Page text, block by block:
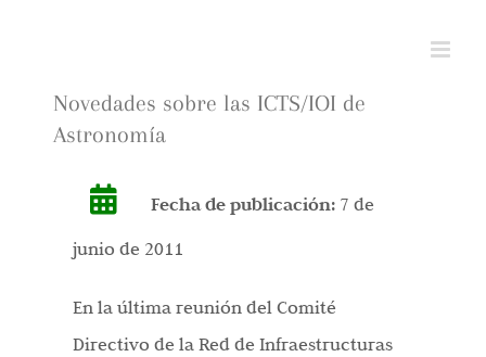
contenidoNovedades sobre las ICTS/IOI de
Astronomía
Fecha de publicación: 7 de
junio de 2011
En la última reunión del Comité
Directivo de la Red de Infraestructuras